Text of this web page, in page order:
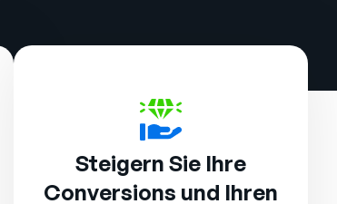
Steigern Sie Ihre
Conversions und Ihren